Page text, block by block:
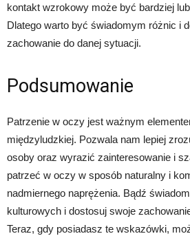
kontakt wzrokowy może być bardziej
Dlatego warto być świadomym różnic i
zachowanie do danej sytuacji.
Podsumowanie
Patrzenie w oczy jest ważnym
międzyludzkiej. Pozwala nam lepiej
osoby oraz wyrazić zainteresowanie i
patrzeć w oczy w sposób naturalny i
nadmiernego naprężenia. Bądź
kulturowych i dostosuj swoje
Teraz, gdy posiadasz te wskazówki,